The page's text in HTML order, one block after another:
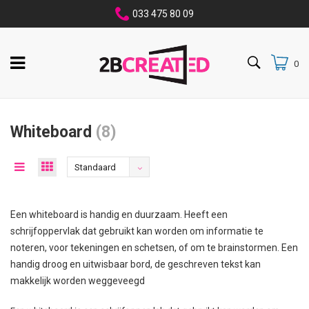
033 475 80 09
0
Whiteboard (8)
Standaard
Een whiteboard is handig en duurzaam. Heeft een
schrijfoppervlak dat gebruikt kan worden om informatie te
noteren, voor tekeningen en schetsen, of om te brainstormen. Een
handig droog en uitwisbaar bord, de geschreven tekst kan
makkelijk worden weggeveegd